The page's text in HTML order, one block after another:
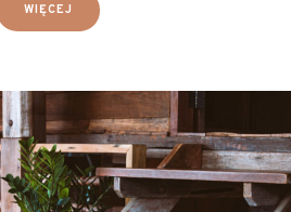
WIĘCEJ